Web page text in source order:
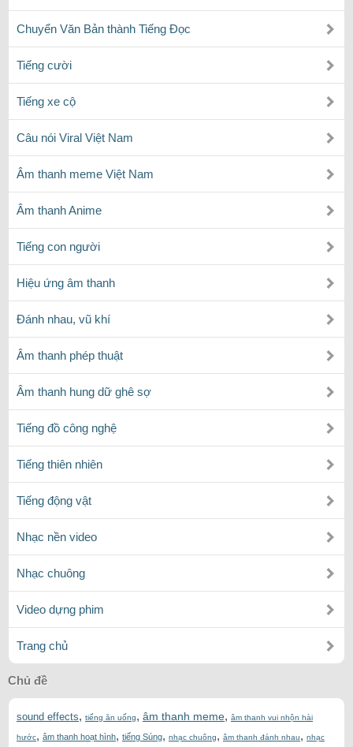
Chuyển Văn Bản thành Tiếng Đọc
Tiếng cười
Tiếng xe cộ
Câu nói Viral Việt Nam
Âm thanh meme Việt Nam
Âm thanh Anime
Tiếng con người
Hiệu ứng âm thanh
Đánh nhau, vũ khí
Âm thanh phép thuật
Âm thanh hung dữ ghê sợ
Tiếng đồ công nghệ
Tiếng thiên nhiên
Tiếng động vật
Nhạc nền video
Nhạc chuông
Video dựng phim
Trang chủ
Chủ đề
sound effects, tiếng ăn uống, âm thanh meme, âm thanh vui nhộn hài
hước, âm thanh hoạt hình, tiếng Súng, nhạc chuông, âm thanh đánh nhau, nhạc